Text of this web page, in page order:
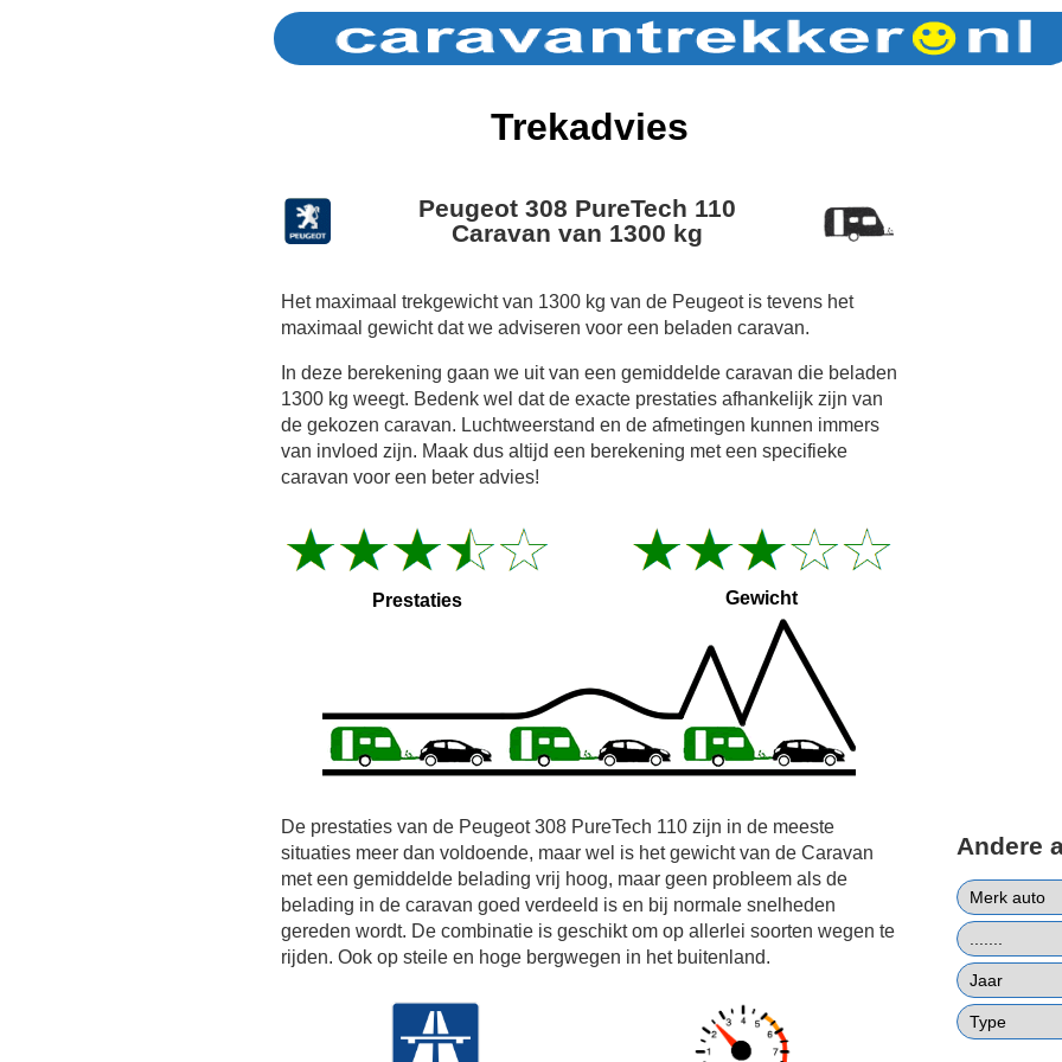
Trekadvies
Peugeot 308 PureTech 110
Caravan van 1300 kg
Het maximaal trekgewicht van 1300 kg van de Peugeot is tevens het
maximaal gewicht dat we adviseren voor een beladen caravan.
In deze berekening gaan we uit van een gemiddelde caravan die beladen
1300 kg weegt. Bedenk wel dat de exacte prestaties afhankelijk zijn van
de gekozen caravan. Luchtweerstand en de afmetingen kunnen immers
van invloed zijn. Maak dus altijd een berekening met een specifieke
caravan voor een beter advies!
Prestaties Gewicht
De prestaties van de Peugeot 308 PureTech 110 zijn in de meeste
situaties meer dan voldoende, maar wel is het gewicht van de Caravan
met een gemiddelde belading vrij hoog, maar geen probleem als de
belading in de caravan goed verdeeld is en bij normale snelheden
gereden wordt. De combinatie is geschikt om op allerlei soorten wegen te
rijden. Ook op steile en hoge bergwegen in het buitenland.
Andere